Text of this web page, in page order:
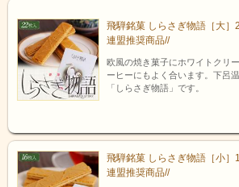
飛騨牛の中でも味・舌触り・旨み…どれをとっ
誇る最上等級です。飛騨牛全体の年間出荷量
か30％ほどしか出荷されていません。
飛騨銘菓 しらさぎ物語［大
連盟推奨商品//
欧風の焼き菓子にホワイトクリ
ーヒーにもよく合います。下呂
「しらさぎ物語」です。
飛騨銘菓 しらさぎ物語［小
連盟推奨商品//